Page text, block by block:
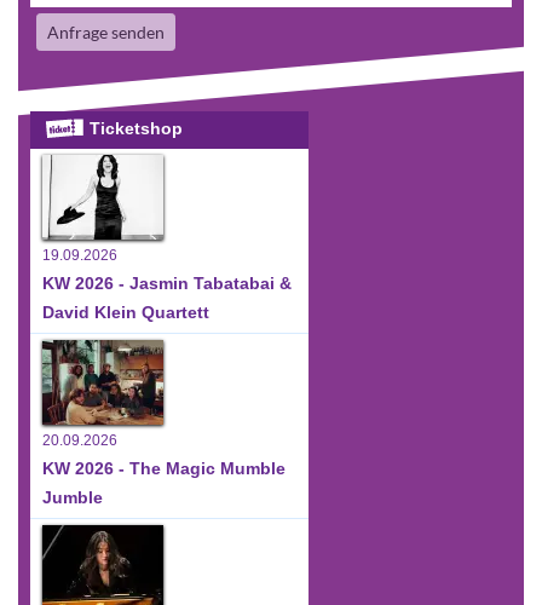
Anfrage senden
Ticketshop
19.09.2026
KW 2026 - Jasmin Tabatabai &
David Klein Quartett
20.09.2026
KW 2026 - The Magic Mumble
Jumble